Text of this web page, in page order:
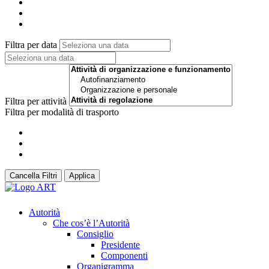
Filtra per data
Filtra per attività
Filtra per modalità di trasporto
Cancella Filtri Applica
Autorità
Che cos’è l’Autorità
Consiglio
Presidente
Componenti
Organigramma